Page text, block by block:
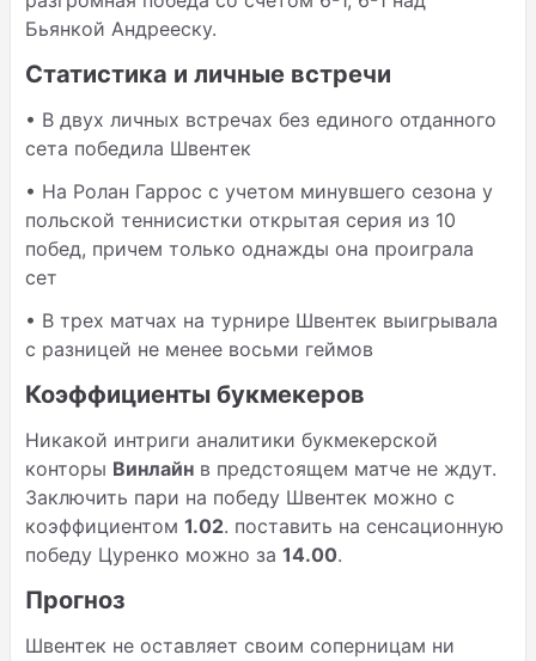
Бьянкой Андрееску.
Статистика и личные встречи
• В двух личных встречах без единого отданного
сета победила Швентек
• На Ролан Гаррос с учетом минувшего сезона у
польской теннисистки открытая серия из 10
побед, причем только однажды она проиграла
сет
• В трех матчах на турнире Швентек выигрывала
с разницей не менее восьми геймов
Коэффициенты букмекеров
Никакой интриги аналитики букмекерской
конторы Винлайн в предстоящем матче не ждут.
Заключить пари на победу Швентек можно с
коэффициентом 1.02. поставить на сенсационную
победу Цуренко можно за 14.00.
Прогноз
Швентек не оставляет своим соперницам ни